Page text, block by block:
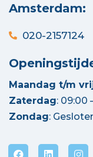
Amsterdam:
020-2157124
Maandag t/m
Zaterdag: 09:00
Zondag: